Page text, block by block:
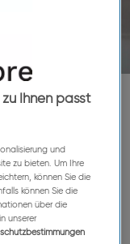
Ihnen passt
und
zu bieten. Um Ihre
können Sie die
können Sie die
über die
unserer